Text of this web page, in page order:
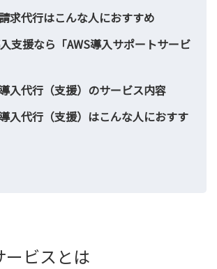
求代行はこんな人におすすめ
支援なら「AWS導入サポートサービ
入代行（支援）のサービス内容
入代行（支援）はこんな人におすす
ービスとは